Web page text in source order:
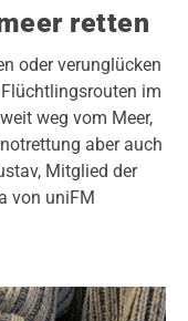
retten
oder verunglücken
im
weg vom Meer,
aber auch
Mitglied der
von uniFM